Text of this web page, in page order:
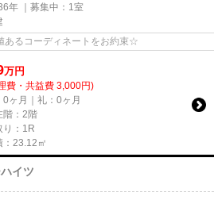
年 ｜募集中： 1室
あるコーディネートをお約束☆
万円
費・共益費 3,000円)
0ヶ月｜礼：0ヶ月
階：2階
り：1R
：23.12㎡
イツ